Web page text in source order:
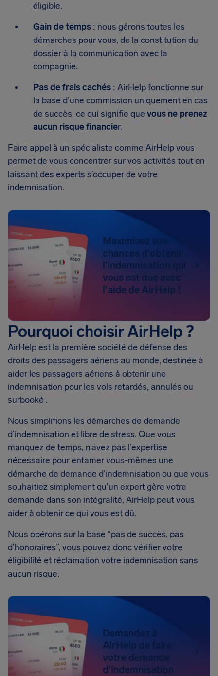
éligible.
Gain de temps : nous gérons toutes les
démarches pour vous, de la constitution du
dossier à la communication avec la
compagnie.
Pas de frais cachés : AirHelp fonctionne sur
la base d’une commission uniquement en cas
de succès, ce qui signifie que vous ne prenez
aucun risque financier.
Faire appel à un spécialiste comme AirHelp vous
permet de vous concentrer sur vos activités tout en
laissant des experts s’occuper de votre
indemnisation.
Maximisez vos
chances d'obtenir
l'indemnisation qui
vous est due avec
l'aide de AirHelp !
Pourquoi choisir AirHelp ?
AirHelp est la première société de défense des
droits des passagers aériens au monde, destinée à
aider les passagers aériens à obtenir une
indemnisation pour les vols retardés, annulés ou
surbooké .
Nous simplifions les démarches de demande
d’indemnisation et libre de stress. Que vous
manquez de temps, n’avez pas l’expertise
nécessaire pour entamer vous-mêmes une
démarche de demande d’indemnisation ou que vous
souhaitiez simplement qu'un expert gère votre
demande dans son intégralité, AirHelp peut vous
aider à obtenir ce qui vous est dû.
Nous opérons sur la base “pas de succès, pas
d'honoraires”, vous pouvez donc vérifier votre
éligibilité et réclamation votre indemnisation sans
aucun risque.
Demandez à
AirHelp de faire
votre demande
d’indemnisation